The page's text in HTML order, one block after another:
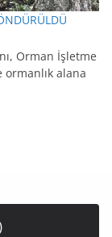
Orman İşletme
alana